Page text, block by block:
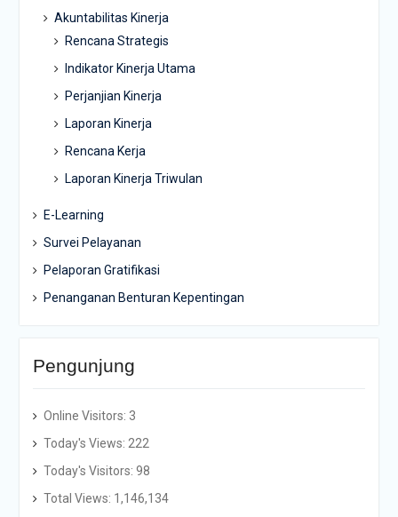
Akuntabilitas Kinerja
Rencana Strategis
Indikator Kinerja Utama
Perjanjian Kinerja
Laporan Kinerja
Rencana Kerja
Laporan Kinerja Triwulan
E-Learning
Survei Pelayanan
Pelaporan Gratifikasi
Penanganan Benturan Kepentingan
Pengunjung
Online Visitors: 3
Today's Views: 222
Today's Visitors: 98
Total Views: 1,146,134